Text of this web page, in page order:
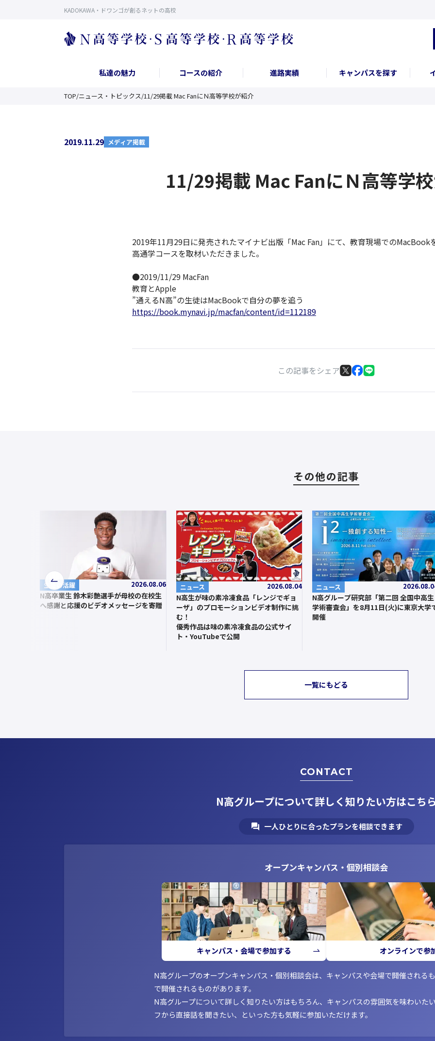
KADOKAWA・ドワンゴが創るネットの高校
私達の魅力 コースの紹介 進路実績 キャンパスを探す
TOP/ニュース・トピックス/11/29掲載 Mac FanにＮ高等学校が紹介
2019.11.29 メディア掲載
11/29掲載 Mac FanにＮ高等学
2019年11月29日に発売されたマイナビ出版「Mac Fan」にて、教育現場でのMacBook
高通学コースを取材いただきました。
●2019/11/29 MacFan
教育とApple
”通えるN高”の生徒はMacBookで自分の夢を追う
https://book.mynavi.jp/macfan/content/id=112189
この記事をシェア
その他の記事
前
へ
生徒の活躍 2026.08.06
N高卒業生 鈴木彩艶選手が母校の在校生
へ感謝と応援のビデオメッセージを寄贈
ニュース 2026.08.04
N高生が味の素冷凍食品「レンジでギョ
ーザ」のプロモーションビデオ制作に挑
む！
優秀作品は味の素冷凍食品の公式サイ
ト・YouTubeで公開
ニュース
N高グループ研究部「第二回 全国中高生
学術審査会」を8月11日(火)に東京大学
開催
一覧にもどる
CONTACT
N高グループについて詳しく知りたい方はこち
一人ひとりに合ったプランを相談できます
オープンキャンパス・個別相談会
キャンパス・会場で参加する オンラインで参
N高グループのオープンキャンパス・個別相談会は、キャンパスや会場で開催される
で開催されるものがあります。
N高グループについて詳しく知りたい方はもちろん、キャンパスの雰囲気を味わいた
フから直接話を聞きたい、といった方も気軽に参加いただけます。